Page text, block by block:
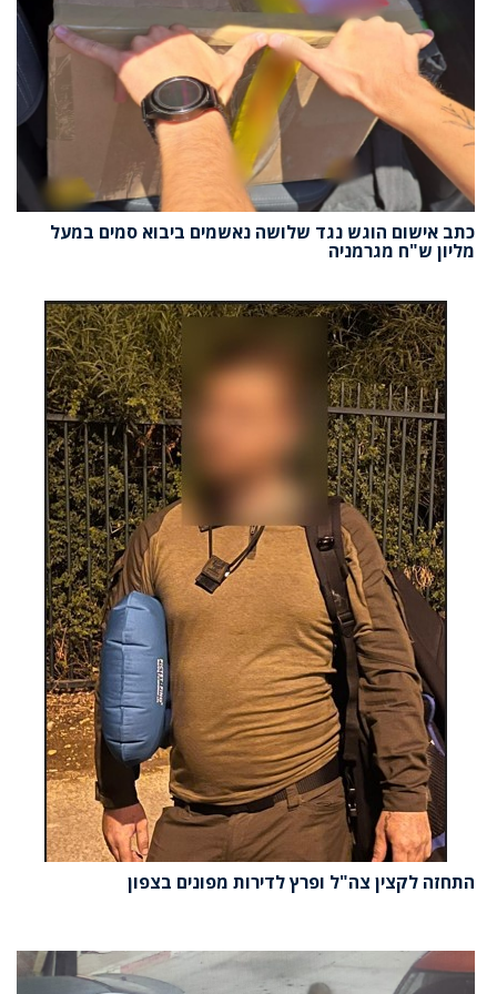
כתב אישום הוגש נגד שלושה נאשמים ביבוא סמים במעל
מליון ש"ח מגרמניה
התחזה לקצין צה"ל ופרץ לדירות מפונים בצפון